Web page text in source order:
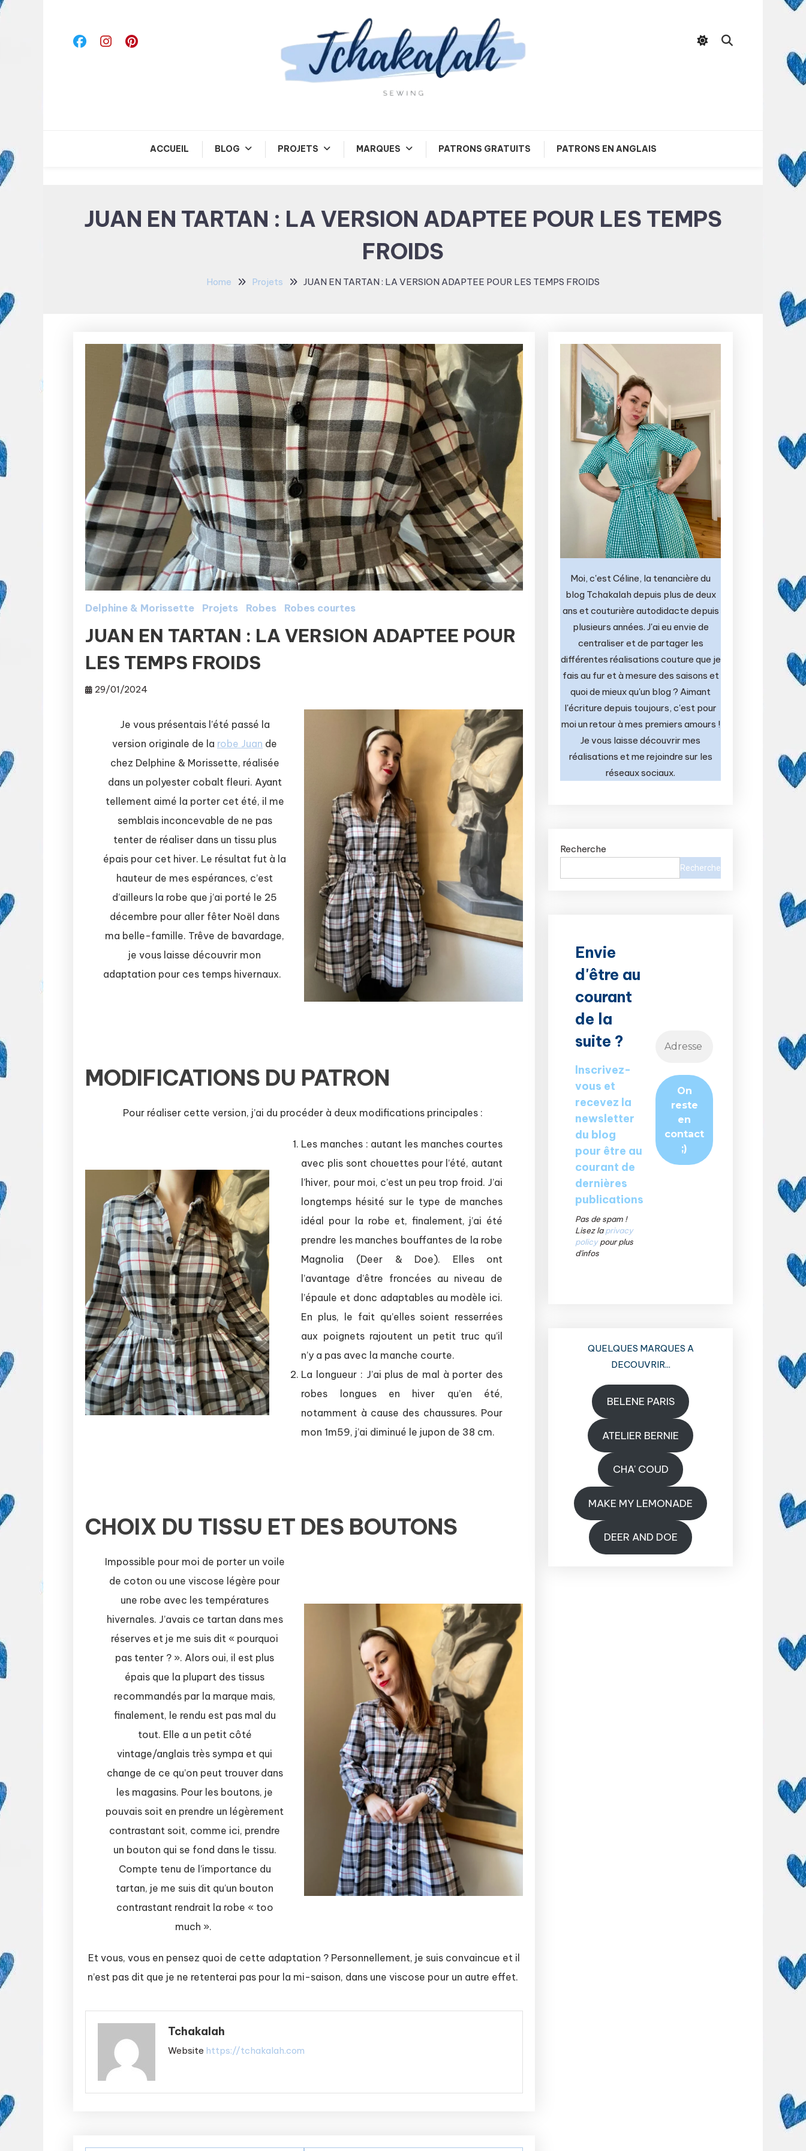
Content
Tchakalah
ACCUEIL BLOG PROJETS MARQUES PATRONS GRATUITS PATRONS EN ANGLAIS
JUAN EN TARTAN : LA VERSION ADAPTEE POUR LES TEMPS
FROIDS
Home Projets JUAN EN TARTAN : LA VERSION ADAPTEE POUR LES TEMPS FROIDS
Delphine & Morissette Projets Robes Robes courtes
JUAN EN TARTAN : LA VERSION ADAPTEE POUR
LES TEMPS FROIDS
29/01/2024
Je vous présentais l’été passé la
version originale de la robe Juan de
chez Delphine & Morissette, réalisée
dans un polyester cobalt fleuri. Ayant
tellement aimé la porter cet été, il me
semblais inconcevable de ne pas
tenter de réaliser dans un tissu plus
épais pour cet hiver. Le résultat fut à la
hauteur de mes espérances, c’est
d’ailleurs la robe que j’ai porté le 25
décembre pour aller fêter Noël dans
ma belle-famille. Trêve de bavardage,
je vous laisse découvrir mon
adaptation pour ces temps hivernaux.
MODIFICATIONS DU PATRON
Pour réaliser cette version, j’ai du procéder à deux modifications principales :
Les manches : autant les manches courtes
avec plis sont chouettes pour l’été, autant
l’hiver, pour moi, c’est un peu trop froid. J’ai
longtemps hésité sur le type de manches
idéal pour la robe et, finalement, j’ai été
prendre les manches bouffantes de la robe
Magnolia (Deer & Doe). Elles ont
l’avantage d’être froncées au niveau de
l’épaule et donc adaptables au modèle ici.
En plus, le fait qu’elles soient resserrées
aux poignets rajoutent un petit truc qu’il
n’y a pas avec la manche courte.
La longueur : J’ai plus de mal à porter des
robes longues en hiver qu’en été,
notamment à cause des chaussures. Pour
mon 1m59, j’ai diminué le jupon de 38 cm.
CHOIX DU TISSU ET DES BOUTONS
Impossible pour moi de porter un voile
de coton ou une viscose légère pour
une robe avec les températures
hivernales. J’avais ce tartan dans mes
réserves et je me suis dit « pourquoi
pas tenter ? ». Alors oui, il est plus
épais que la plupart des tissus
recommandés par la marque mais,
finalement, le rendu est pas mal du
tout. Elle a un petit côté
vintage/anglais très sympa et qui
change de ce qu’on peut trouver dans
les magasins. Pour les boutons, je
pouvais soit en prendre un légèrement
contrastant soit, comme ici, prendre
un bouton qui se fond dans le tissu.
Compte tenu de l’importance du
tartan, je me suis dit qu’un bouton
contrastant rendrait la robe « too
much ».
Et vous, vous en pensez quoi de cette adaptation ? Personnellement, je suis convaincue et il
n’est pas dit que je ne retenterai pas pour la mi-saison, dans une viscose pour un autre effet.
Tchakalah
Website https://tchakalah.com
Moi, c'est Céline, la tenancière du
blog Tchakalah depuis plus de deux
ans et couturière autodidacte depuis
plusieurs années. J'ai eu envie de
centraliser et de partager les
différentes réalisations couture que je
fais au fur et à mesure des saisons et
quoi de mieux qu'un blog ? Aimant
l'écriture depuis toujours, c'est pour
moi un retour à mes premiers amours !
Je vous laisse découvrir mes
réalisations et me rejoindre sur les
réseaux sociaux.
Recherche
Recherche
Envie
d'être au
courant
de la
suite ?
Inscrivez-
vous et
recevez la
newsletter
du blog
pour être au
courant de
dernières
publications
Pas de spam !
Lisez laprivacy
policypour plus
d'infos
QUELQUES MARQUES A
DECOUVRIR...
BELENE PARIS
ATELIER BERNIE
CHA' COUD
MAKE MY LEMONADE
DEER AND DOE